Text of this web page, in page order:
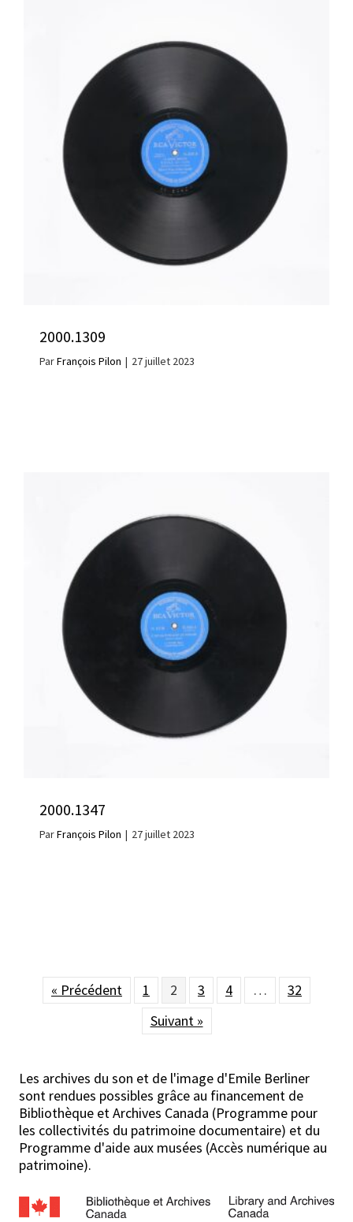
2000.1309
ParFrançois Pilon | 27 juillet 2023
2000.1347
ParFrançois Pilon | 27 juillet 2023
« Précédent 1 2 3 4 …
32
Suivant »
Les archives du son et de l'image d'Emile Berliner
sont rendues possibles grâce au financement de
Bibliothèque et Archives Canada (Programme pour
les collectivités du patrimoine documentaire) et du
Programme d'aide aux musées (Accès numérique au
patrimoine).